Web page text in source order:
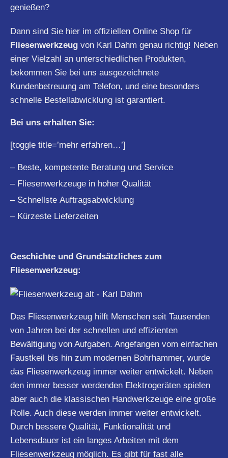
genießen?
Dann sind Sie hier im offiziellen Online Shop für
Fliesenwerkzeug von Karl Dahm genau richtig! Neben
einer Vielzahl an unterschiedlichen Produkten,
bekommen Sie bei uns ausgezeichnete
Kundenbetreuung am Telefon, und eine besonders
schnelle Bestellabwicklung ist garantiert.
Bei uns erhalten Sie:
[toggle title=’mehr erfahren…’]
– Beste, kompetente Beratung und Service
– Fliesenwerkzeuge in hoher Qualität
– Schnellste Auftragsabwicklung
– Kürzeste Lieferzeiten
Geschichte und Grundsätzliches zum
Fliesenwerkzeug:
Das Fliesenwerkzeug hilft Menschen seit Tausenden
von Jahren bei der schnellen und effizienten
Bewältigung von Aufgaben. Angefangen vom einfachen
Faustkeil bis hin zum modernen Bohrhammer, wurde
das Fliesenwerkzeug immer weiter entwickelt. Neben
den immer besser werdenden Elektrogeräten spielen
aber auch die klassischen Handwerkzeuge eine große
Rolle. Auch diese werden immer weiter entwickelt.
Durch bessere Qualität, Funktionalität und
Lebensdauer ist ein langes Arbeiten mit dem
Fliesenwerkzeug möglich. Es gibt für fast alle